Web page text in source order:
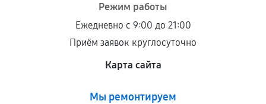
Режим работы
Ежедневно с 9:00 до 21:00
Приём заявок круглосуточно
Карта сайта
Мы ремонтируем